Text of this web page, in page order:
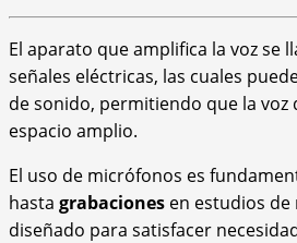
El aparato que amplifica la voz se
señales eléctricas, las cuales
de sonido, permitiendo que la
espacio amplio.
El uso de micrófonos es
hasta grabaciones en estudios
diseñado para satisfacer